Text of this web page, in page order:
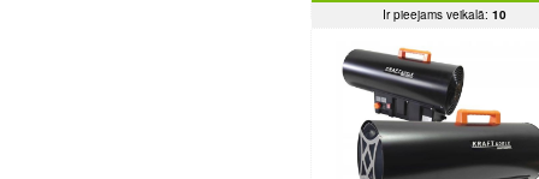
Ir pieejams veikalā: 10